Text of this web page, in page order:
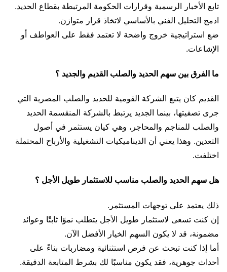
تابع الأخبار الرسمية وقرارات الحكومة المرتبطة بقطاع الحديد.
ادمج التحليل الفني بالأساسي لاتخاذ قرار متوازن.
ضع استراتيجية خروج واضحة لا تعتمد فقط على العواطف أو
الإشاعات.
ما الفرق بين سهم الحديد والصلب القديم والجديد ؟
القديم كان يتبع الشركة القومية للحديد والصلب المصرية التي
جرى تصفيتها، بينما الجديد يرتبط بالشركة المنقسمة الحديد
والصلب للمناجم والمحاجر، وهي كيان يستثمر في أصول
التعدين. وهذا يعني أن الديناميكيات التشغيلية والأرباح المحتملة
اختلفت.
هل سهم الحديد والصلب مناسب للاستثمار طويل الأجل ؟
ذلك يعتمد على توجهات المستثمر.
إن كنت تسعى لاستثمار طويل الأجل يتطلب نموًا ثابتًا وعوائد
مضمونة، قد لا يكون السهم الخيار الأفضل الآن.
أما إذا كنت تبحث عن فرص استثنائية ومضاربات بناءً على
أحداث جوهرية، فقد يكون مناسبًا لك بشرط المتابعة الدقيقة.